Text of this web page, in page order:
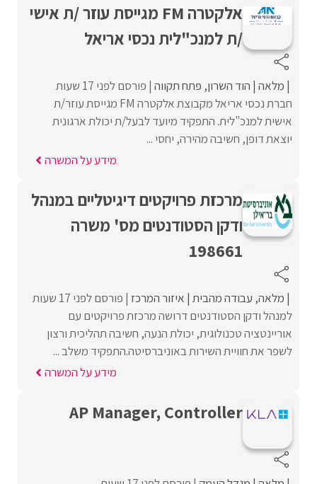
אלקטרה FM מגייסת עוזר /ת אישי
/ת למנכ"לית נכסי אריאל
מלאה הוד השרון פתח תקווה פורסם לפני 17 שעות
חברת נכסי אריאל מקבוצת אלקטרה FM מגייסת עוזר/ת
אישית למנכ"לית. התפקיד מיועד לבעל/ת יכולת ארגונית
יוצאת דופן, חשיבה מהירה, יחסי ...
מידע על המשרה
מרכזת פרויקטים דיגיטליים במנהל
ודקן הסטודנטים מס' משרה
198661
מלאה עבודה מהבית איזור המרכז פורסם לפני 17 שעות
למנהל ודקן הסטודנטים דרושה מרכזת פרויקטים עם
אוריינטציה טכנולוגית, יכולת הנעה, חשיבה תהליכית ורצון
לשפר את חוויית השירות באוניברסיטה.התפקיד משלב ...
מידע על המשרה
AP Manager, Controller